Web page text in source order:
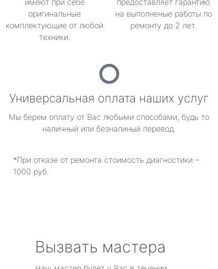
имеют при себе
оригинальные
комплектующие от любой
техники.
предоставляет гарантию
на выполненые работы по
ремонту до 2 лет.
Универсальная оплата наших услуг
Мы берем оплату от Вас любыми способами, будь то
наличный или безналиный перевод.
*При отказе от ремонта стоимость диагностики –
1000 руб.
Вызвать мастера